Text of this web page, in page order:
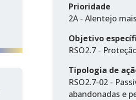
Prioridade
2A - Alentejo
Objetivo
RSO2.7 -
Tipologia de
RSO2.7-02 -
abandonadas e